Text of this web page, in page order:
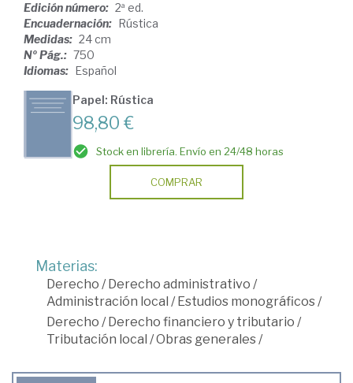
Edición número: 2ª ed.
Encuadernación: Rústica
Medidas: 24 cm
Nº Pág.: 750
Idiomas: Español
Papel: Rústica
98,80 €
Stock en librería. Envío en 24/48 horas
COMPRAR
Materias:
Derecho / Derecho administrativo /
Administración local / Estudios monográficos/
Derecho / Derecho financiero y tributario /
Tributación local /Obras generales/